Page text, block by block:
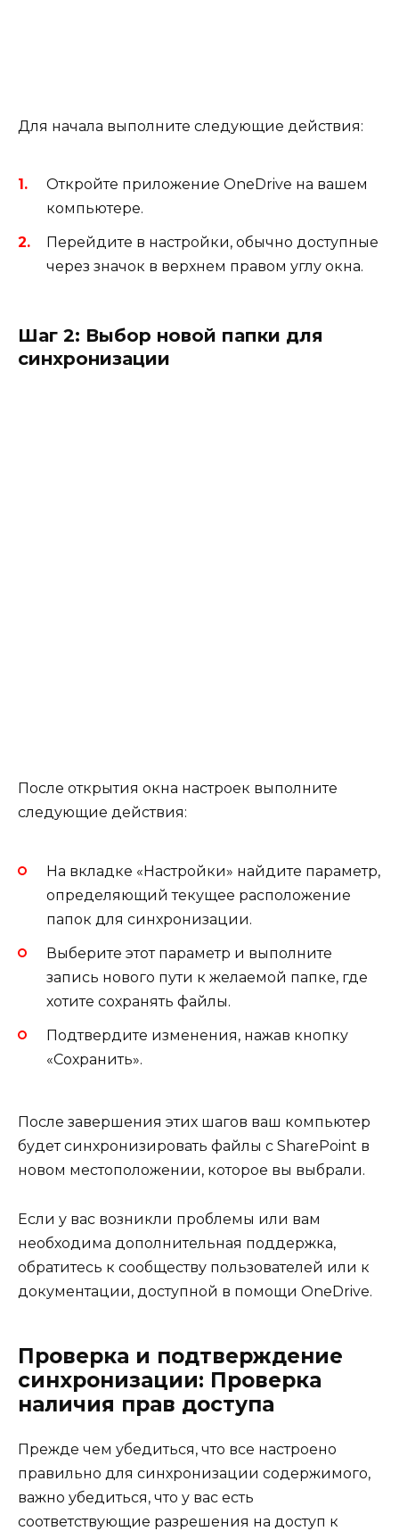
Для начала выполните следующие действия:
Откройте приложение OneDrive на вашем
компьютере.
Перейдите в настройки, обычно доступные
через значок в верхнем правом углу окна.
Шаг 2: Выбор новой папки для
синхронизации
После открытия окна настроек выполните
следующие действия:
На вкладке «Настройки» найдите параметр,
определяющий текущее расположение
папок для синхронизации.
Выберите этот параметр и выполните
запись нового пути к желаемой папке, где
хотите сохранять файлы.
Подтвердите изменения, нажав кнопку
«Сохранить».
После завершения этих шагов ваш компьютер
будет синхронизировать файлы с SharePoint в
новом местоположении, которое вы выбрали.
Если у вас возникли проблемы или вам
необходима дополнительная поддержка,
обратитесь к сообществу пользователей или к
документации, доступной в помощи OneDrive.
Проверка и подтверждение
синхронизации: Проверка
наличия прав доступа
Прежде чем убедиться, что все настроено
правильно для синхронизации содержимого,
важно убедиться, что у вас есть
соответствующие разрешения на доступ к